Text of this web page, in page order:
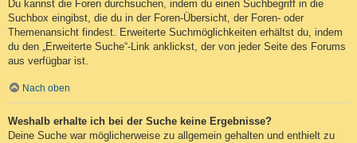
Du kannst die Foren durchsuchen, indem du einen Suchbegriff in die
Suchbox eingibst, die du in der Foren-Übersicht, der Foren- oder
Themenansicht findest. Erweiterte Suchmöglichkeiten erhältst du, indem
du den „Erweiterte Suche“-Link anklickst, der von jeder Seite des Forums
aus verfügbar ist.
Nach oben
Weshalb erhalte ich bei der Suche keine Ergebnisse?
Deine Suche war möglicherweise zu allgemein gehalten und enthielt zu